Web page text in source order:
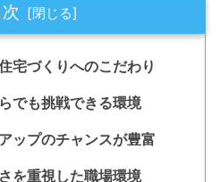
づくりへのこだわり
でも挑戦できる環境
ップのチャンスが豊富
を重視した職場環境